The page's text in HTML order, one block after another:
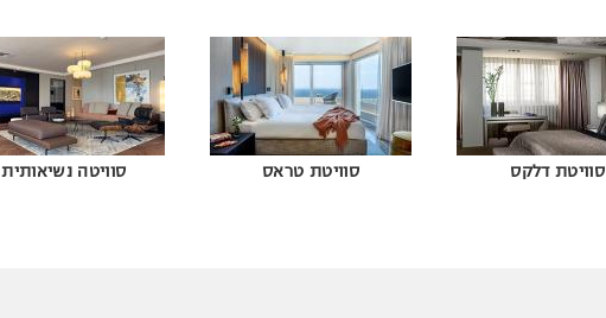
סוויטת דלקס סוויטת טראס סוויטה נשיאותית